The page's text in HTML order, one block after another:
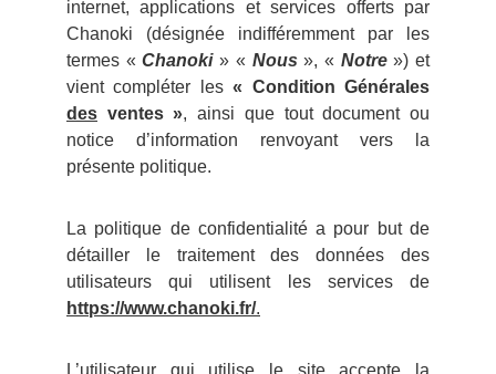
internet, applications et services offerts par
Chanoki (désignée indifféremment par les
termes «Chanoki» « Nous », « Notre») et
vient compléter les« Condition Générales
des ventes », ainsi que tout document ou
notice d’information renvoyant vers la
présente politique.
La politique de confidentialité a pour but de
détailler le traitement des données des
utilisateurs qui utilisent les services de
https://www.chanoki.fr/.
L’utilisateur qui utilise le site accepte la